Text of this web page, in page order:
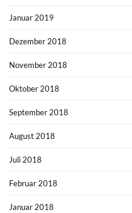
Januar 2019
Dezember 2018
November 2018
Oktober 2018
September 2018
August 2018
Juli 2018
Februar 2018
Januar 2018